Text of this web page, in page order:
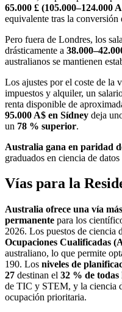
65.000 £ (105.000–124.000
equivalente tras la conversión
Pero fuera de Londres, los
drásticamente a
australianos se mantienen
Los ajustes por el coste de la
impuestos y alquiler, un
renta disponible de
95.000 A$ en Sídney deja
un 78 % superior.
Australia gana en paridad
graduados en ciencia de
Vías para la
Australia ofrece una vía
permanente para los
2026. Los puestos de ciencia
Ocupaciones Cualificadas
australiano, lo que permite
190. Los niveles de
27 destinan el 32 % de todas
de TIC y STEM, y la ciencia
ocupación prioritaria.